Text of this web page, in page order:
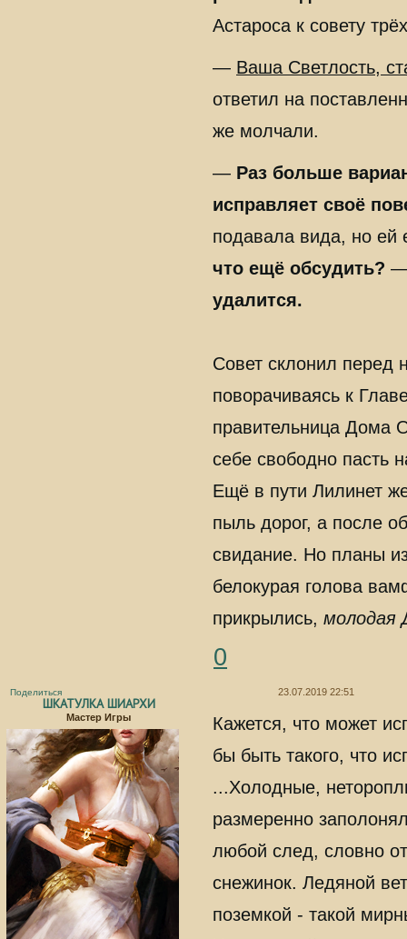
Астароса к совету
— Ваша Светлость,
ответил на
же молчали.
— Раз больше
исправляет своё
подавала вида, но ей
что ещё обсудить? —
удалится.
Совет склонил перед
поворачиваясь к
правительница Дома
себе свободно пасть
Ещё в пути Лилинет
пыль дорог, а после
свидание. Но планы
белокурая голова
прикрылись,молодая
0
Поделиться 23.07.2019 22:51
ШКАТУЛКА ШИАРХИ
Мастер Игры
Кажется, что может
бы быть такого, что
...Холодные,
размеренно
любой след, словно
снежинок. Ледяной
поземкой - такой